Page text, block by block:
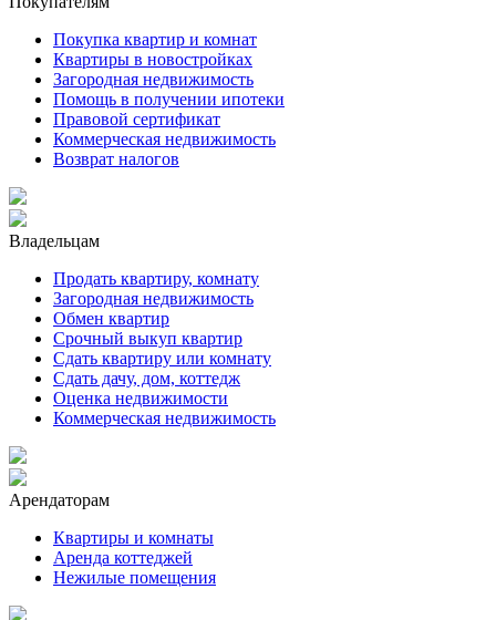
Покупка квартир и комнат
Квартиры в новостройках
Загородная недвижимость
Помощь в получении ипотеки
Правовой сертификат
Коммерческая недвижимость
Возврат налогов
Владельцам
Продать квартиру, комнату
Загородная недвижимость
Обмен квартир
Срочный выкуп квартир
Сдать квартиру или комнату
Сдать дачу, дом, коттедж
Оценка недвижимости
Коммерческая недвижимость
Арендаторам
Квартиры и комнаты
Аренда коттеджей
Нежилые помещения